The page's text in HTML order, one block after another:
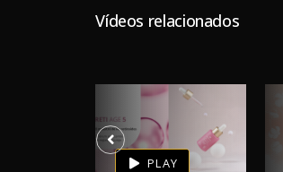
Vídeos relacionados
Reti Age
5
PLAY